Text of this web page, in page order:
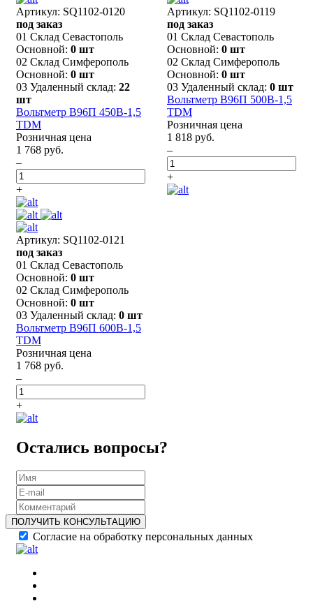
Артикул: SQ1102-0120
под заказ
01 Склад Севастополь
Основной: 0 шт
02 Склад Симферополь
Основной: 0 шт
03 Удаленный склад: 22
шт
Вольтметр В96П 450В-1,5
TDM
Розничная цена
1 768 руб.
–
+
Артикул: SQ1102-0119
под заказ
01 Склад Севастополь
Основной: 0 шт
02 Склад Симферополь
Основной: 0 шт
03 Удаленный склад: 0 шт
Вольтметр В96П 500В-1,5
TDM
Розничная цена
1 818 руб.
–
+
Артикул: SQ1102-0121
под заказ
01 Склад Севастополь
Основной: 0 шт
02 Склад Симферополь
Основной: 0 шт
03 Удаленный склад: 0 шт
Вольтметр В96П 600В-1,5
TDM
Розничная цена
1 768 руб.
–
+
Остались вопросы?
ПОЛУЧИТЬ КОНСУЛЬТАЦИЮ
Согласие на обработку персональных данных